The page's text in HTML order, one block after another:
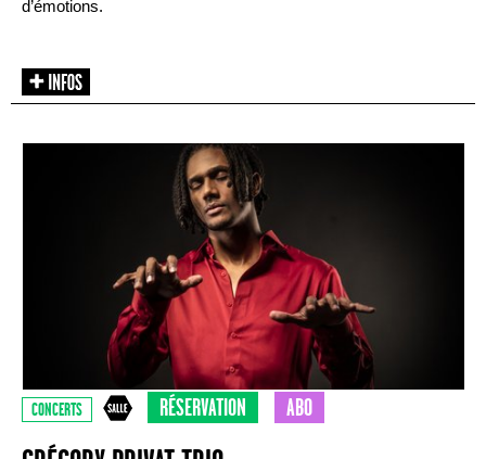
d’émotions.
CONCERTS RÉSERVATION ABO